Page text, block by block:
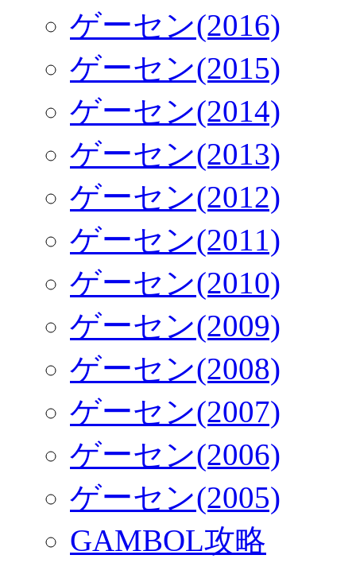
ゲーセン(2016)
ゲーセン(2015)
ゲーセン(2014)
ゲーセン(2013)
ゲーセン(2012)
ゲーセン(2011)
ゲーセン(2010)
ゲーセン(2009)
ゲーセン(2008)
ゲーセン(2007)
ゲーセン(2006)
ゲーセン(2005)
GAMBOL攻略